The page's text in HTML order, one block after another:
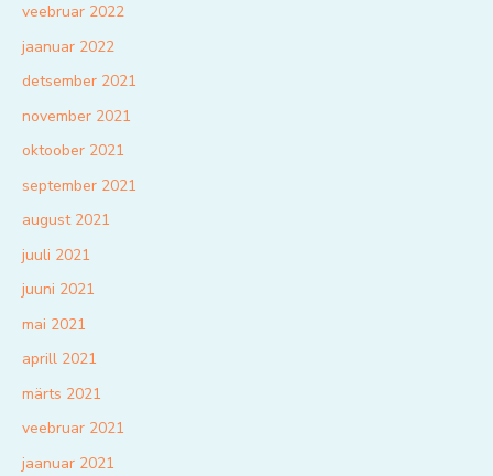
veebruar 2022
jaanuar 2022
detsember 2021
november 2021
oktoober 2021
september 2021
august 2021
juuli 2021
juuni 2021
mai 2021
aprill 2021
märts 2021
veebruar 2021
jaanuar 2021